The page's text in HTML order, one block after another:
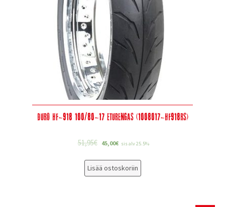
Duro HF-918 100/80-17 eturengas (1008017-HF918RS)
51,95€ 45,00€ sis alv 25.5%
Lisää ostoskoriin